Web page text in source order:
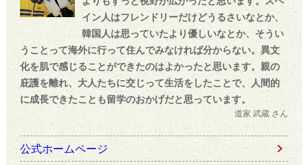
イン人はフレンドリーだけどうるさいなとか、
韓国人は思っていたより優しいなとか、そうい
うことって海外に行って住んでみなければ分からない。異文
化を肌で感じることができたのはよかったと思います。親の
庇護を離れ、大人たちに交じって生活をしたことで、人間的
に成長できたことも留学のおかげだと思っています。
道家 武蔵 さん
公式ホームページ